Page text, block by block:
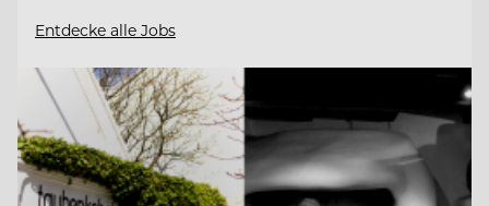
Entdecke alle Jobs